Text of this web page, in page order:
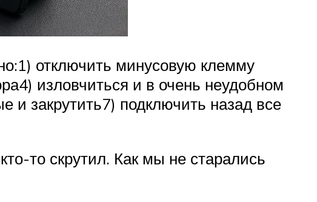
отключить минусовую клемму
изловчиться и в очень неудобном
и закрутить7) подключить назад все
то скрутил. Как мы не старались